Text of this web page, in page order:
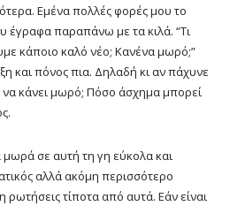
Εμένα πολλές φορές μου το
έγραφα παραπάνω με τα κιλά. “Τι
κάποιο καλό νέο; Κανένα μωρό;”
και πόνος πια. Δηλαδή κι αν πάχυνε
να κάνει μωρό; Πόσο άσχημα μπορεί
μωρά σε αυτή τη γη εύκολα και
αλλά ακόμη περισσότερο
τίποτα από αυτά. Εάν είναι